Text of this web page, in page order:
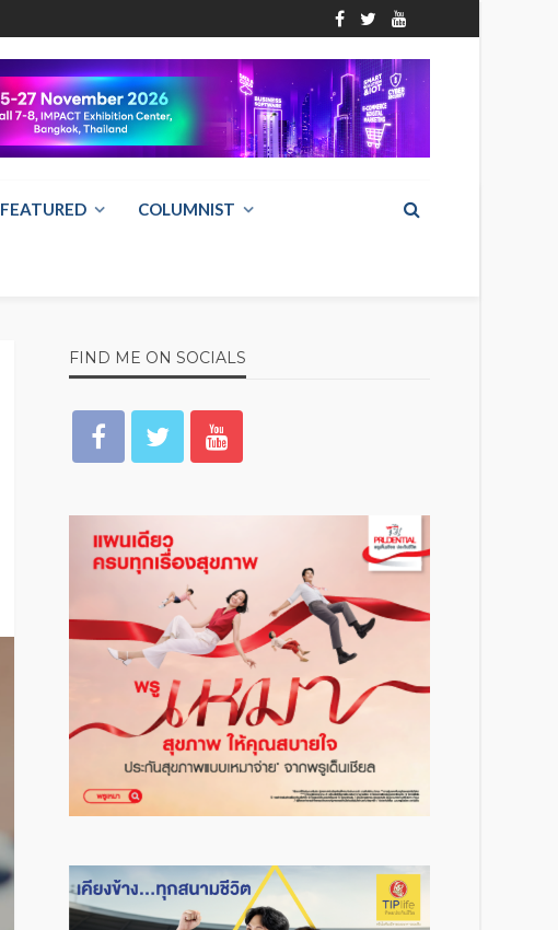
FEATURED COLUMNIST
FIND ME ON SOCIALS